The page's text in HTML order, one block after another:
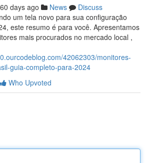
60 days ago News
Discuss
um tela novo para sua configuração
este resumo é para você. Apresentamos
mais procurados no mercado local ,
42062303/monitores-
guia-completo-para-2024
Who Upvoted